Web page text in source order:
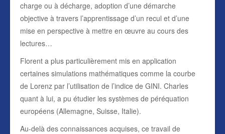
charge ou à décharge, adoption d’une démarche
objective à travers l’apprentissage d’un recul et d’une
mise en perspective à mettre en œuvre au cours des
lectures…
Florent a plus particulièrement mis en application
certaines simulations mathématiques comme la courbe
de Lorenz par l’utilisation de l’indice de GINI. Charles
quant à lui, a pu étudier les systèmes de péréquation
européens (Allemagne, Suisse, Italie).
Au-delà des connaissances acquises, ce travail de